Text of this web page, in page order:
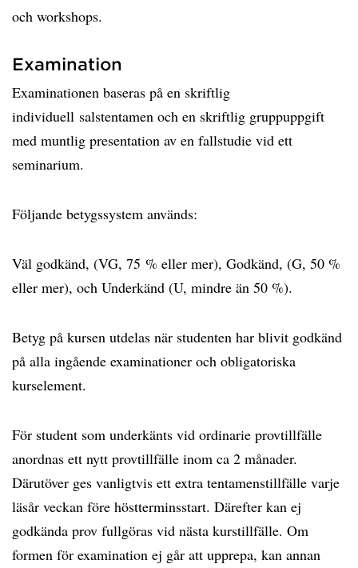
och workshops.
Examination
Examinationen baseras på en skriftlig
individuell salstentamen och en skriftlig gruppuppgift
med muntlig presentation av en fallstudie vid ett
seminarium.
Följande betygssystem används:
Väl godkänd, (VG, 75 % eller mer), Godkänd, (G, 50 %
eller mer), och Underkänd (U, mindre än 50 %).
Betyg på kursen utdelas när studenten har blivit godkänd
på alla ingående examinationer och obligatoriska
kurselement.
För student som underkänts vid ordinarie provtillfälle
anordnas ett nytt provtillfälle inom ca 2 månader.
Därutöver ges vanligtvis ett extra tentamenstillfälle varje
läsår veckan före höstterminsstart. Därefter kan ej
godkända prov fullgöras vid nästa kurstillfälle. Om
formen för examination ej går att upprepa, kan annan